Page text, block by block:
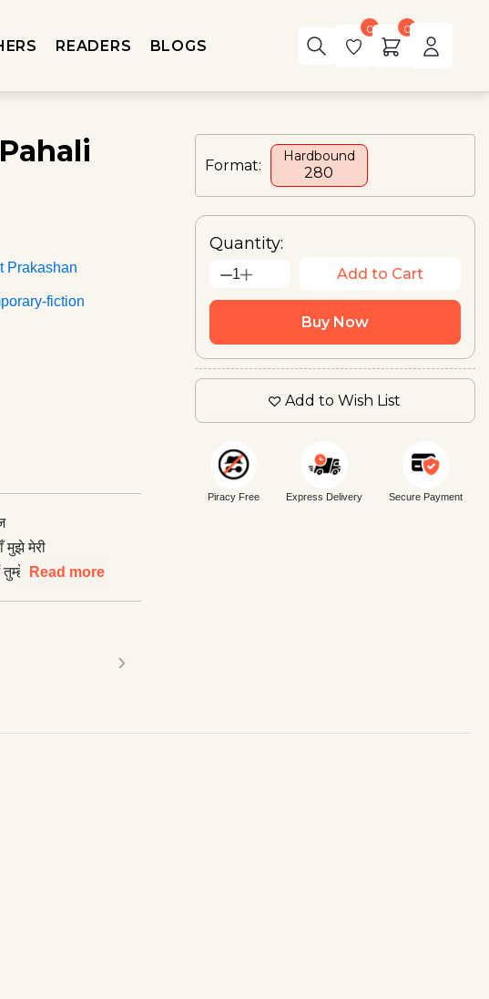
READERS BLOGS
0 0
Prakashan
fiction
मुझे मेरी
तुम्हें एक
से
गई और
हूँ न,
निकल
Read more
›
Format:
Hardbound
₹280
Quantity:
1 Add to Cart
Buy Now
Add to Wish List
Piracy Free Express Delivery Secure Payment